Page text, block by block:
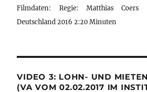
Filmdaten: Regie: Matthias
Deutschland 2016 2:20 Minuten
VIDEO 3: LOHN- UND
(VA VOM 02.02.2017 IM